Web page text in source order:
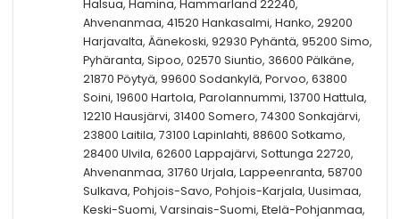
Halsua, Hamina, Hammarland 22240,
Ahvenanmaa, 41520 Hankasalmi, Hanko, 29200
Harjavalta, Äänekoski, 92930 Pyhäntä, 95200 Simo,
Pyhäranta, Sipoo, 02570 Siuntio, 36600 Pälkäne,
21870 Pöytyä, 99600 Sodankylä, Porvoo, 63800
Soini, 19600 Hartola, Parolannummi, 13700 Hattula,
12210 Hausjärvi, 31400 Somero, 74300 Sonkajärvi,
23800 Laitila, 73100 Lapinlahti, 88600 Sotkamo,
28400 Ulvila, 62600 Lappajärvi, Sottunga 22720,
Ahvenanmaa, 31760 Urjala, Lappeenranta, 58700
Sulkava, Pohjois-Savo, Pohjois-Karjala, Uusimaa,
Keski-Suomi, Varsinais-Suomi, Etelä-Pohjanmaa,